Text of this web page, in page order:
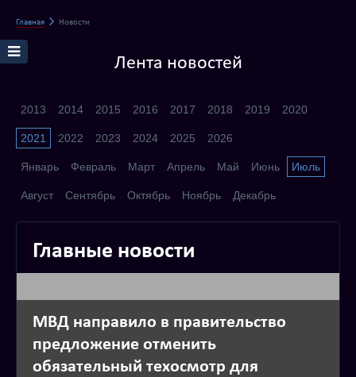
Главная Новости
Лента новостей
2013 2014 2015 2016 2017 2018 2019 2020
2021 2022 2023 2024 2025 2026
Январь Февраль Март Апрель Май Июнь Июль
Август Сентябрь Октябрь Ноябрь Декабрь
Главные новости
МВД направило в правительство
предложение отменить
обязательный техосмотр для